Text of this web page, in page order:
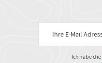
Ich habe die